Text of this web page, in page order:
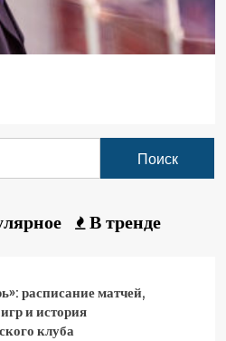
В тренде
расписание матчей,
и история
клуба